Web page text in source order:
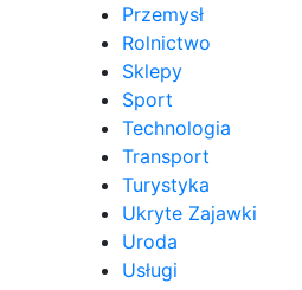
Przemysł
Rolnictwo
Sklepy
Sport
Technologia
Transport
Turystyka
Ukryte Zajawki
Uroda
Usługi